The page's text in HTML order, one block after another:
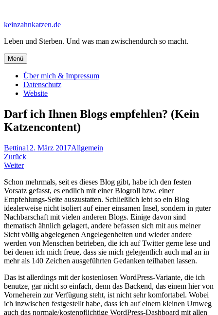
springen
keinzahnkatzen.de
Leben und Sterben. Und was man zwischendurch so macht.
Menü
Über mich & Impressum
Datenschutz
Website
Darf ich Ihnen Blogs empfehlen? (Kein
Katzencontent)
Bettina12. März 2017Allgemein
Beitragsnavigation
Zurück
Weiter
Schon mehrmals, seit es dieses Blog gibt, habe ich den festen
Vorsatz gefasst, es endlich mit einer Blogroll bzw. einer
Empfehlungs-Seite auszustatten. Schließlich lebt so ein Blog
idealerweise nicht isoliert auf einer einsamen Insel, sondern in guter
Nachbarschaft mit vielen anderen Blogs. Einige davon sind
thematisch ähnlich gelagert, andere befassen sich mit aus meiner
Sicht völlig abgelegenen Angelegenheiten und wieder andere
werden von Menschen betrieben, die ich auf Twitter gerne lese und
bei denen ich mich freue, dass sie mich gelegentlich auch mal an in
mehr als 140 Zeichen ausgeführten Gedanken teilhaben lassen.
Das ist allerdings mit der kostenlosen WordPress-Variante, die ich
benutze, gar nicht so einfach, denn das Backend, das einem hier von
Vorneherein zur Verfügung steht, ist nicht sehr komfortabel. Wobei
ich inzwischen festgestellt habe, dass ich auf einem kleinen Umweg
auch das normale/kostenpflichtige WordPress-Dashboard mit allen